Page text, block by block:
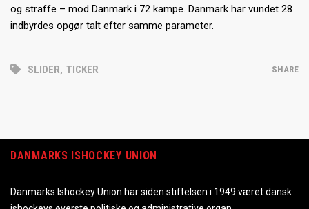
og straffe – mod Danmark i 72 kampe. Danmark har vundet 28
indbyrdes opgør talt efter samme parameter.
SLIDER, TICKER SHARE
DANMARKS ISHOCKEY UNION
Danmarks Ishockey Union har siden stiftelsen i 1949 været dansk